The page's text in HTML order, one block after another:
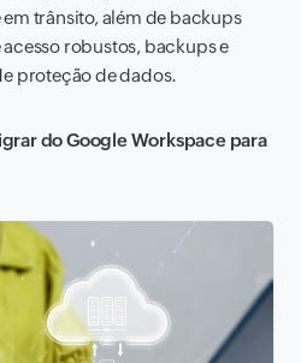
trânsito, além de backups
robustos, backups e
proteção de dados.
do Google Workspace para